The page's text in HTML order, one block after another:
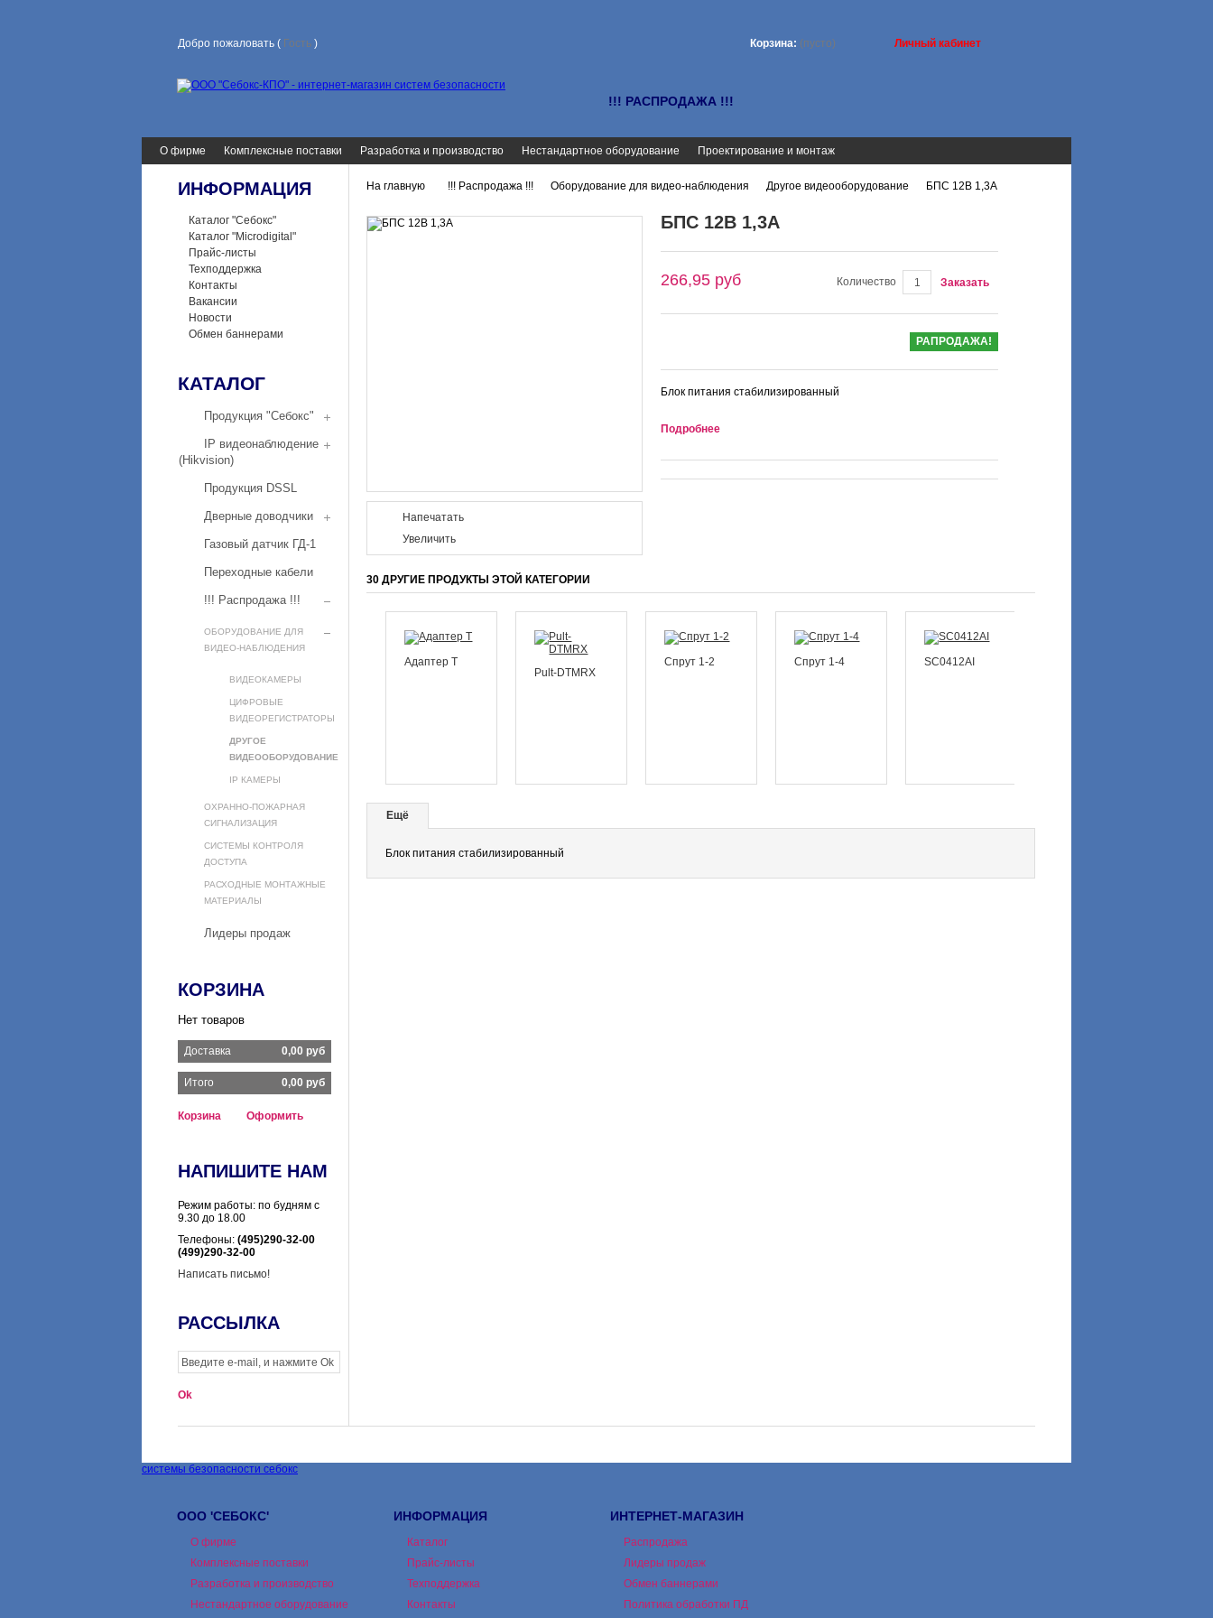
!!! РАСПРОДАЖА !!!
Корзина: (пусто) Личный кабинет
Добро пожаловать ( Гость )
О фирме Комплексные поставки Разработка и производство Нестандартное оборудование Проектирование и монтаж
ИНФОРМАЦИЯ
Каталог "Себокс"
Каталог "Microdigital"
Прайс-листы
Техподдержка
Контакты
Вакансии
Новости
Обмен баннерами
КАТАЛОГ
Продукция "Себокс"
IP видеонаблюдение
(Hikvision)
Продукция DSSL
Дверные доводчики
Газовый датчик ГД-1
Переходные кабели
!!! Распродажа !!!
ОБОРУДОВАНИЕ ДЛЯ
ВИДЕО-НАБЛЮДЕНИЯ
ВИДЕОКАМЕРЫ
ЦИФРОВЫЕ
ВИДЕОРЕГИСТРАТОРЫ
ДРУГОЕ
ВИДЕООБОРУДОВАНИЕ
IP КАМЕРЫ
ОХРАННО-ПОЖАРНАЯ
СИГНАЛИЗАЦИЯ
СИСТЕМЫ КОНТРОЛЯ
ДОСТУПА
РАСХОДНЫЕ МОНТАЖНЫЕ
МАТЕРИАЛЫ
Лидеры продаж
КОРЗИНА
Нет товаров
0,00 руб
Доставка
0,00 руб
Итого
Корзина Оформить
НАПИШИТЕ НАМ
Режим работы: по будням с
9.30 до 18.00
Телефоны: (495)290-32-00
(499)290-32-00
Написать письмо!
РАССЫЛКА
На главную !!! Распродажа !!! Оборудование для видео-наблюдения Другое видеооборудование БПС 12В 1,3А
Напечатать
Увеличить
БПС 12В 1,3А
266,95 руб Заказать
Количество
РАПРОДАЖА!
Блок питания стабилизированный
Подробнее
30 ДРУГИЕ ПРОДУКТЫ ЭТОЙ КАТЕГОРИИ
Адаптер Т
Pult-DTMRX
Спрут 1-2 Спрут 1-4
SC0412AI
Ещё
Блок питания стабилизированный
системы безопасности себокс
ООО 'СЕБОКС'
О фирме
Комплексные поставки
Разработка и производство
Нестандартное оборудование
ИНФОРМАЦИЯ
Каталог
Прайс-листы
Техподдержка
Контакты
ИНТЕРНЕТ-МАГАЗИН
Распродажа
Лидеры продаж
Обмен баннерами
Политика обработки ПД